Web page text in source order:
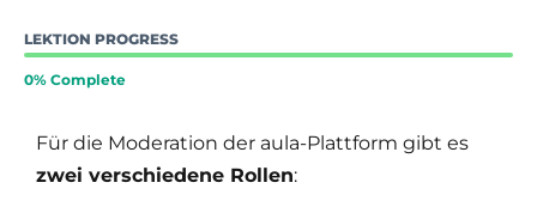
LEKTION PROGRESS
0% Complete
Für die Moderation der aula-Plattform gibt es
zwei verschiedene Rollen: